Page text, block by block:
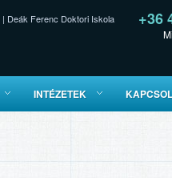
+36
| Deák Ferenc Doktori Iskola
INTÉZETEK